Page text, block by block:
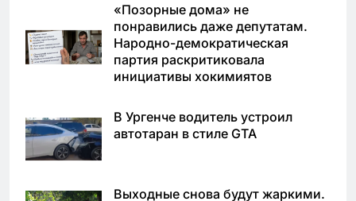
«Позорные дома» не
понравились даже депутатам.
Народно-демократическая
партия раскритиковала
инициативы хокимиятов
В Ургенче водитель устроил
автотаран в стиле GTA
Выходные снова будут жаркими.